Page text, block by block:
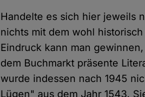
Handelte es sich hier jeweils
nichts mit dem wohl
Eindruck kann man
dem Buchmarkt präsente
wurde indessen nach 1945
Lügen" aus dem Jahr 1543.